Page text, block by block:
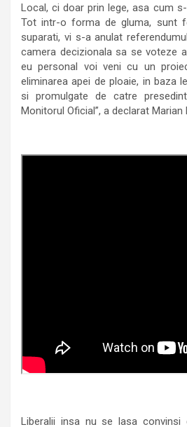
Local, ci doar prin lege, asa cum
Tot intr-o forma de gluma, sunt
suparati, vi s-a anulat
camera decizionala sa se voteze
eu personal voi veni cu un
eliminarea apei de ploaie, in baza
si promulgate de catre
Monitorul Oficial”, a declarat Marian
Liberalii insa nu se lasa convinsi